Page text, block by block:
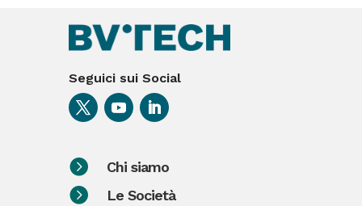
Seguici sui Social
 Chi siamo
 Le Società